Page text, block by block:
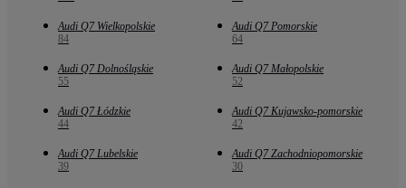
Audi Q7 Wielkopolskie
84
Audi Q7 Pomorskie
64
Audi Q7 Dolnośląskie
55
Audi Q7 Małopolskie
52
Audi Q7 Łódzkie
44
Audi Q7 Kujawsko-pomorskie
42
Audi Q7 Lubelskie
39
Audi Q7 Zachodniopomorskie
30